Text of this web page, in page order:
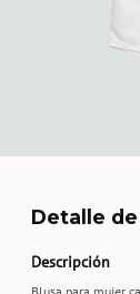
Detalle
Descripción